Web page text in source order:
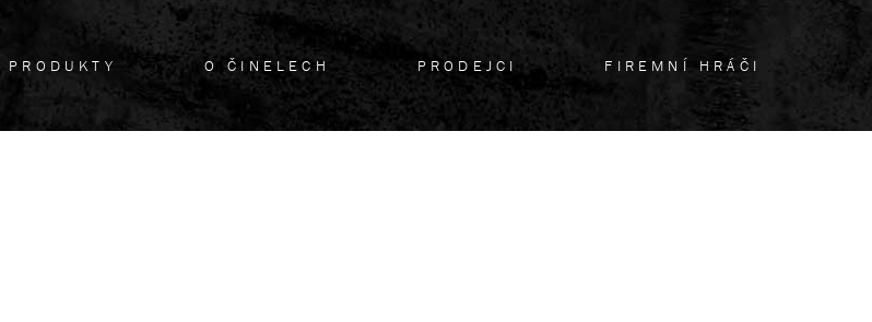
PRODUKTY O ČINELECH PRODEJCI FIREMNÍ HRÁČI